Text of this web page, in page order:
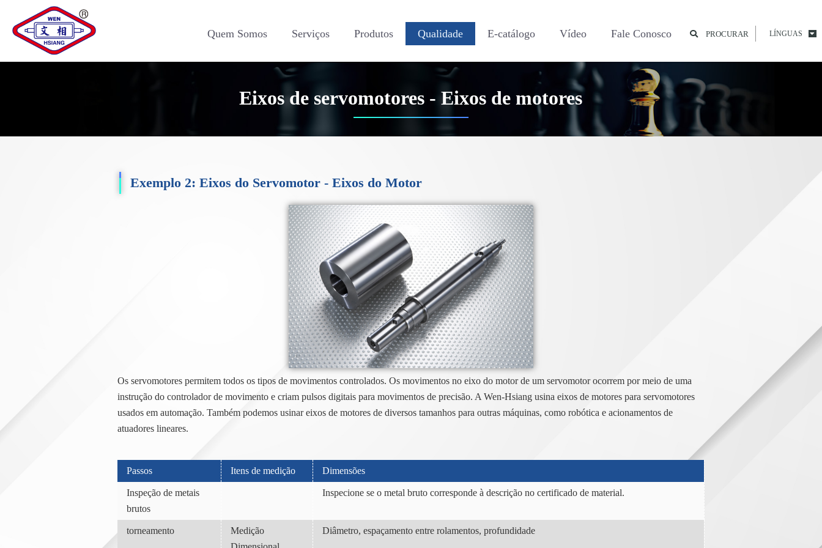
Quem Somos Serviços Produtos Qualidade E-catálogo Vídeo Fale Conosco PROCURAR LÍNGUAS
Eixos de servomotores - Eixos de motores
Exemplo 2: Eixos do Servomotor - Eixos do Motor
Os servomotores permitem todos os tipos de movimentos controlados. Os movimentos no eixo do motor de um servomotor ocorrem por meio de uma
instrução do controlador de movimento e criam pulsos digitais para movimentos de precisão. A Wen-Hsiang usina eixos de motores para servomotores
usados em automação. Também podemos usinar eixos de motores de diversos tamanhos para outras máquinas, como robótica e acionamentos de
atuadores lineares.
Passos Itens de medição Dimensões
Inspeção de metais
brutos
Inspecione se o metal bruto corresponde à descrição no certificado de material.
torneamento
Medição
Diâmetro, espaçamento entre rolamentos, profundidade